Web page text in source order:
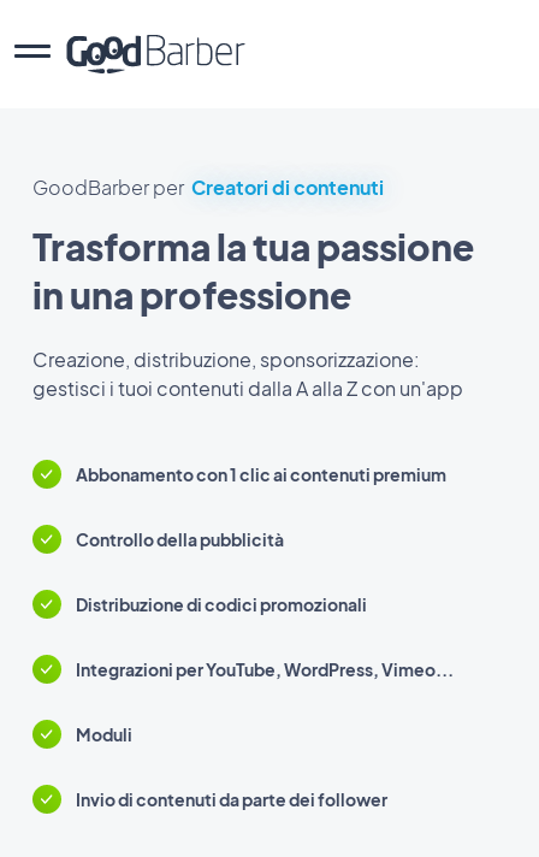
GoodBarber per Creatori di contenuti
Trasforma la tua passione
in una professione
Creazione, distribuzione, sponsorizzazione:
gestisci i tuoi contenuti dalla A alla Z con un'app
Abbonamento con 1 clic ai contenuti premium
Controllo della pubblicità
Distribuzione di codici promozionali
Integrazioni per YouTube, WordPress, Vimeo...
Moduli
Invio di contenuti da parte dei follower